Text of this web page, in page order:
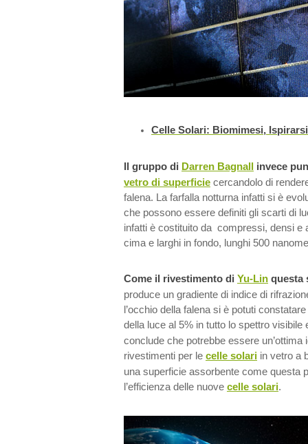
Celle Solari: Biomimesi,
Il gruppo di Darren Bagnall
invece
vetro di superficie cercandolo di
falena. La farfalla notturna infatti si è
che possono essere definiti gli scarti di
infatti è costituito da compressi, densi e
cima e larghi in fondo, lunghi 500
Come il rivestimento di Yu-Lin questa
produce un gradiente di indice di
l’occhio della falena si è potuti
della luce al 5% in tutto lo spettro visibile
conclude che potrebbe essere un’ottima
rivestimenti per le celle solari in vetro a
una superficie assorbente come questa
l’efficienza delle nuove celle solari.